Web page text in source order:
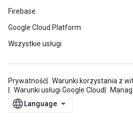
Firebase
Google Cloud Platform
Wszystkie usługi
Prywatność
Warunki korzystania z
Warunki usługi Google Cloud